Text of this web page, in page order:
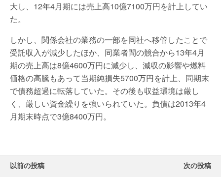
大し、12年4月期には売上高10億7100万円を計上してい
た。
しかし、関係会社の業務の一部を同社へ移管したことで
受託収入が減少したほか、同業者間の競合から13年4月
期の売上高は8億4600万円に減少し、減収の影響や燃料
価格の高騰もあって当期純損失5700万円を計上、同期末
で債務超過に転落していた。その後も収益環境は厳し
く、厳しい資金繰りを強いられていた。負債は2013年4
月期末時点で3億8400万円。
以前の投稿 次の投稿